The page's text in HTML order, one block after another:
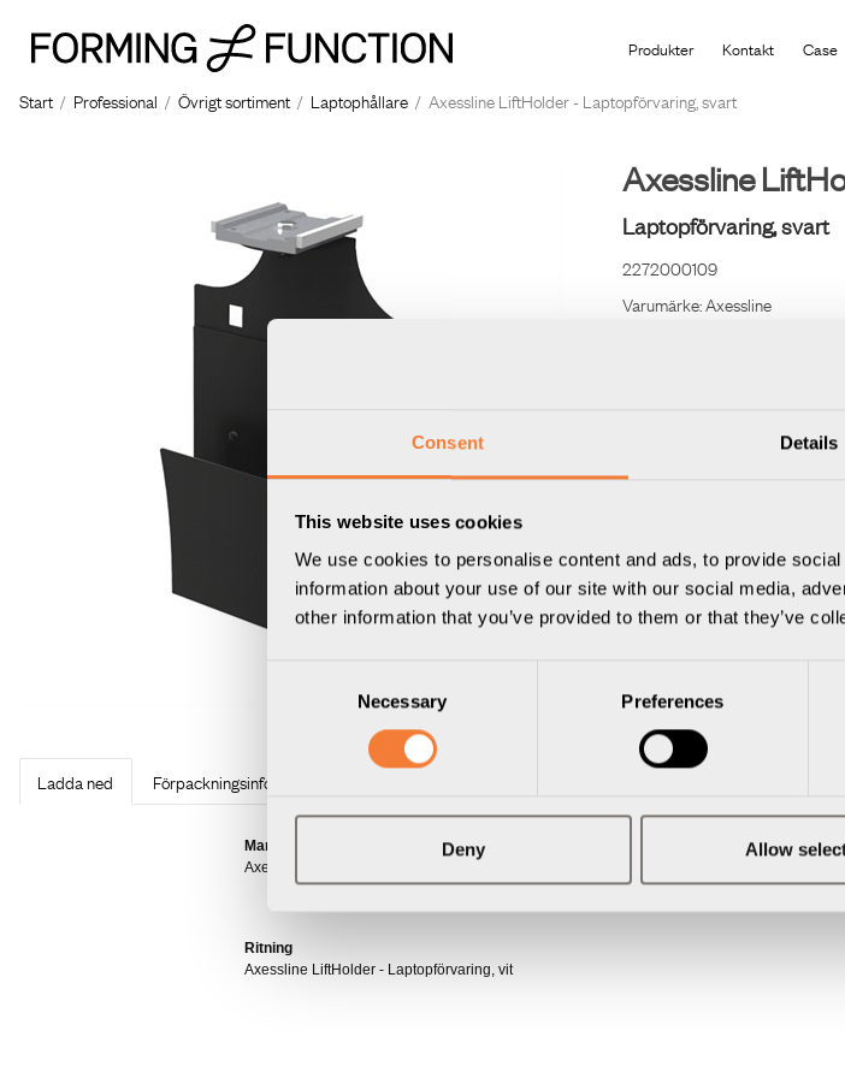
Consent Details
This website uses cookies
We use cookies to personalise content and ads, to provide
information about your use of our site with our social media,
other information that you’ve provided to them or that they’ve
Necessary Preferences
Deny Allow
Produkter Kontakt Case
Start / Professional / Övrigt sortiment / Laptophållare / Axessline LiftHolder - Laptopförvaring, svart
Axessline
Laptopförvaring, svart
2272000109
Varumärke:Axessline
Praktiskt och flexibel
papperkorg för
Maximala mått på laptop:
översta läget. Längd: Inte
2302000209
2303000109
1
7221242588
Ladda ned Förpackningsinformation
Manual
Axessline LiftHolder - Laptopförvaring, vit
Ritning